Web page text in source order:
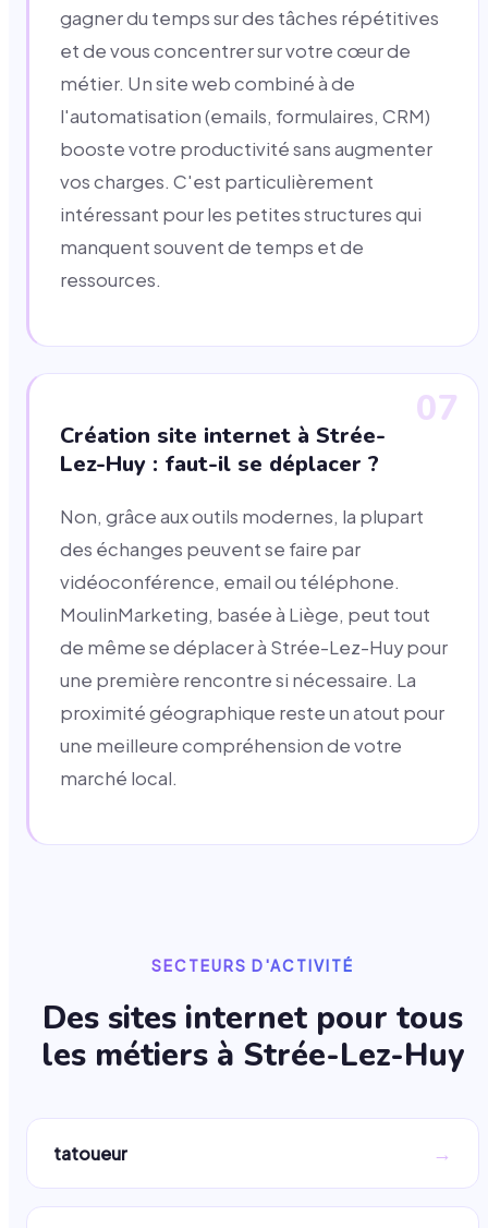
gagner du temps sur des tâches répétitives
et de vous concentrer sur votre cœur de
métier. Un site web combiné à de
l'automatisation (emails, formulaires, CRM)
booste votre productivité sans augmenter
vos charges. C'est particulièrement
intéressant pour les petites structures qui
manquent souvent de temps et de
ressources.
07
Création site internet à Strée-
Lez-Huy : faut-il se déplacer ?
Non, grâce aux outils modernes, la plupart
des échanges peuvent se faire par
vidéoconférence, email ou téléphone.
MoulinMarketing, basée à Liège, peut tout
de même se déplacer à Strée-Lez-Huy pour
une première rencontre si nécessaire. La
proximité géographique reste un atout pour
une meilleure compréhension de votre
marché local.
SECTEURS D'ACTIVITÉ
Des sites internet pour tous
les métiers à Strée-Lez-Huy
tatoueur →